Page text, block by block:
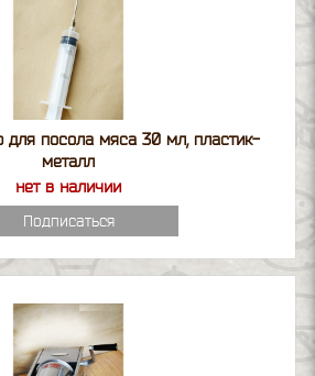
для посола мяса 30 мл, пластик-
металл
нет в наличии
Подписаться